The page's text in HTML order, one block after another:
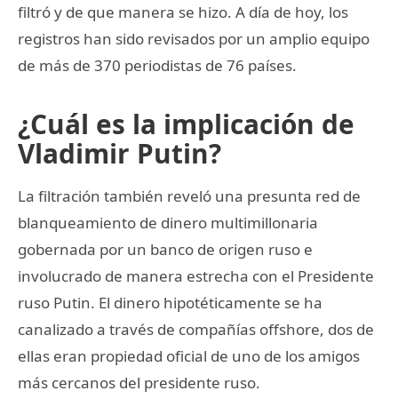
filtró y de que manera se hizo. A día de hoy, los
registros han sido revisados por un amplio equipo
de más de 370 periodistas de 76 países.
¿Cuál es la implicación de
Vladimir Putin?
La filtración también reveló una presunta red de
blanqueamiento de dinero multimillonaria
gobernada por un banco de origen ruso e
involucrado de manera estrecha con el Presidente
ruso Putin. El dinero hipotéticamente se ha
canalizado a través de compañías offshore, dos de
ellas eran propiedad oficial de uno de los amigos
más cercanos del presidente ruso.